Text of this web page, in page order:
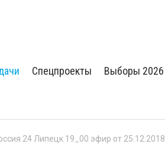
Спецпроекты Выборы 2026
24 Липецк 19_00 эфир от 25.12.2018